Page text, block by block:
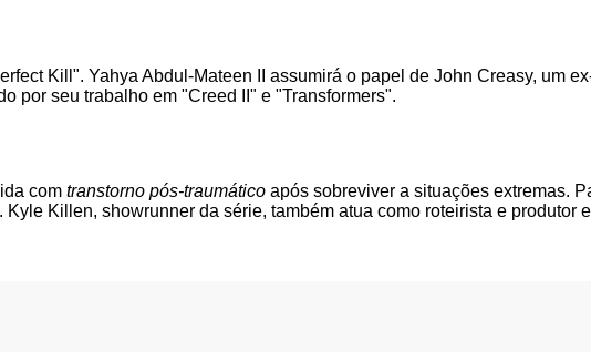
Kill". Yahya Abdul-Mateen II assumirá o papel de John Creasy, um
por seu trabalho em "Creed II" e "Transformers".
com transtorno pós-traumático após sobreviver a situações extremas.
Killen, showrunner da série, também atua como roteirista e produtor